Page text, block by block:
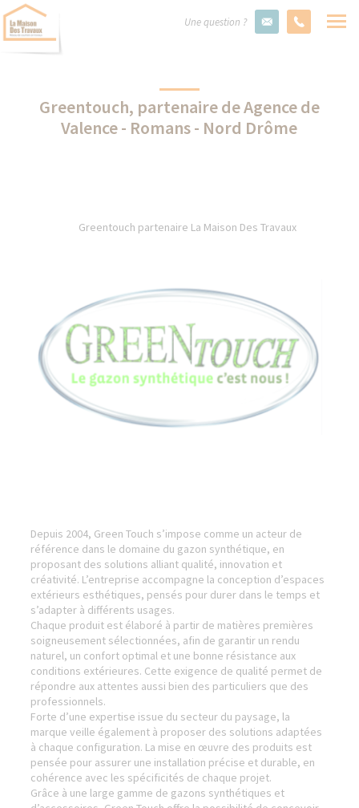
Une question ?
Greentouch, partenaire de Agence de
Valence - Romans - Nord Drôme
Greentouch partenaire La Maison Des Travaux
Depuis 2004, Green Touch s’impose comme un acteur de
référence dans le domaine du gazon synthétique, en
proposant des solutions alliant qualité, innovation et
créativité. L’entreprise accompagne la conception d’espaces
extérieurs esthétiques, pensés pour durer dans le temps et
s’adapter à différents usages.
Chaque produit est élaboré à partir de matières premières
soigneusement sélectionnées, afin de garantir un rendu
naturel, un confort optimal et une bonne résistance aux
conditions extérieures. Cette exigence de qualité permet de
répondre aux attentes aussi bien des particuliers que des
professionnels.
Forte d’une expertise issue du secteur du paysage, la
marque veille également à proposer des solutions adaptées
à chaque configuration. La mise en œuvre des produits est
pensée pour assurer une installation précise et durable, en
cohérence avec les spécificités de chaque projet.
Grâce à une large gamme de gazons synthétiques et